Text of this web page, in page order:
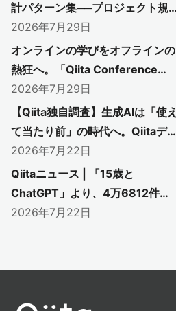
計パターン集──プロジェクト規
模別に使い分ける7つのテンプレ
ート
2026年7月29日
オンラインの学びをオフラインの
熱狂へ。「Qiita Conference
2026」で初のアフターイベント
開催レポート
〜AI時代のエンジニアリングを語り尽く
した熱い1日をレポート〜
2026年7月29日
【Qiita独自調査】生成AIは「使え
て当たり前」の時代へ。Qiitaデー
タが示す、今エンジニアに求めら
れるスキルとは？
2026年7月22日
Qiitaニュース | 「15歳と
ChatGPT」より、4万6812件が
退会させられたシステムについて
2026年7月22日